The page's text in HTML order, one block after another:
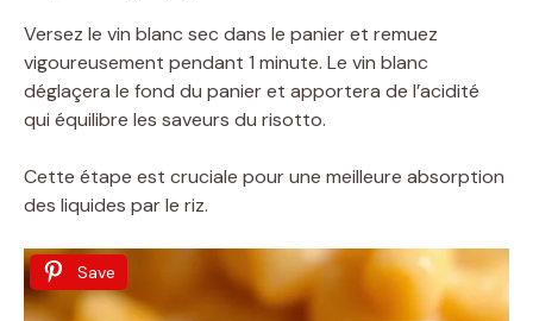
Versez le vin blanc sec dans le panier et remuez
vigoureusement pendant 1 minute. Le vin blanc
déglaçera le fond du panier et apportera de l’acidité
qui équilibre les saveurs du risotto.
Cette étape est cruciale pour une meilleure absorption
des liquides par le riz.
Save